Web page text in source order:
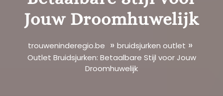
Jouw Droomhuwelijk
trouweninderegio.be » bruidsjurken outlet »
Outlet Bruidsjurken: Betaalbare Stijl voor Jouw
Droomhuwelijk